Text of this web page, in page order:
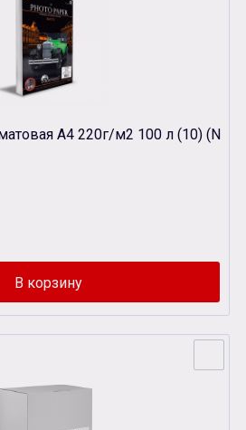
А4 220г/м2 100 л (10) (N